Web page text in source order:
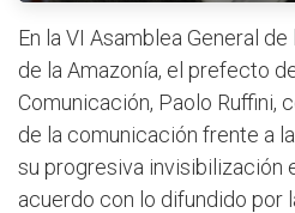
En la VI Asamblea General
de la Amazonía, el prefecto
Comunicación, Paolo Ruffini,
de la comunicación frente a
su progresiva invisibilización
acuerdo con lo difundido por la